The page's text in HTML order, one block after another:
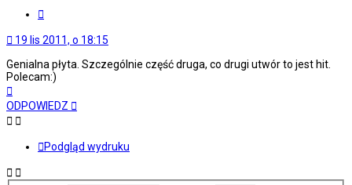
19 lis 2011, o 18:15
Genialna płyta. Szczególnie część druga, co drugi utwór to jest hit.
Polecam:)
górę
ODPOWIEDZ
Podgląd wydruku